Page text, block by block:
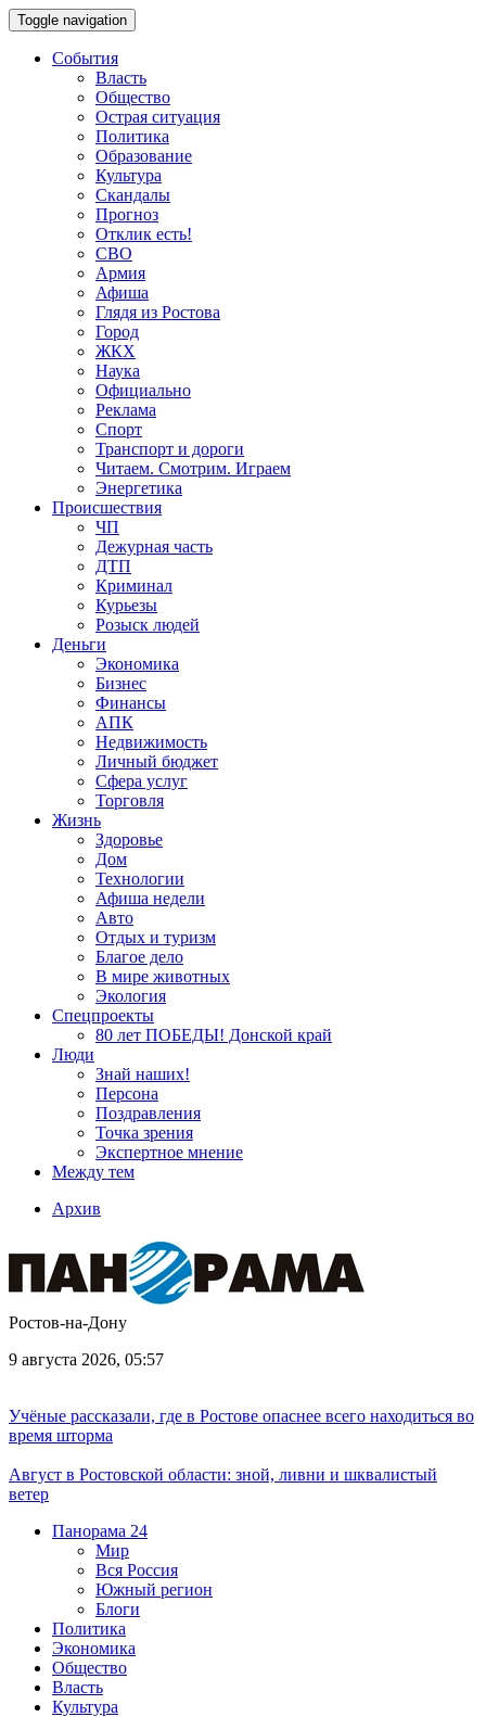
Toggle navigation
События
Власть
Общество
Острая ситуация
Политика
Образование
Культура
Скандалы
Прогноз
Отклик есть!
СВО
Армия
Афиша
Глядя из Ростова
Город
ЖКХ
Наука
Официально
Реклама
Спорт
Транспорт и дороги
Читаем. Смотрим. Играем
Энергетика
Происшествия
ЧП
Дежурная часть
ДТП
Криминал
Курьезы
Розыск людей
Деньги
Экономика
Бизнес
Финансы
АПК
Недвижимость
Личный бюджет
Сфера услуг
Торговля
Жизнь
Здоровье
Дом
Технологии
Афиша недели
Авто
Отдых и туризм
Благое дело
В мире животных
Экология
Спецпроекты
80 лет ПОБЕДЫ! Донской край
Люди
Знай наших!
Персона
Поздравления
Точка зрения
Экспертное мнение
Между тем
Архив
Ростов-на-Дону
9 августа 2026, 05:57
Учёные рассказали, где в Ростове опаснее всего находиться во
время шторма
Август в Ростовской области: зной, ливни и шквалистый
ветер
Панорама 24
Мир
Вся Россия
Южный регион
Блоги
Политика
Экономика
Общество
Власть
Культура